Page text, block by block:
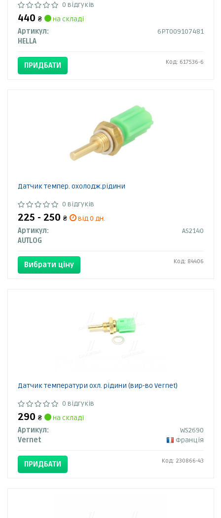
0 відгуків
440 ₴
на складі
Артикул:
6PT009107481
HELLA
ПРИДБАТИ Код: 617536-6
Датчик темпер. охолодж.рідини
0 відгуків
225 - 250 ₴
від 0 дн.
Артикул:
AS2140
AUTLOG
Вибрати ціну Код: 84406
Датчик температури охл. рідини (вир-во Vernet)
0 відгуків
290 ₴
на складі
Артикул:
WS2690
Vernet
Франція
ПРИДБАТИ Код: 230866-43